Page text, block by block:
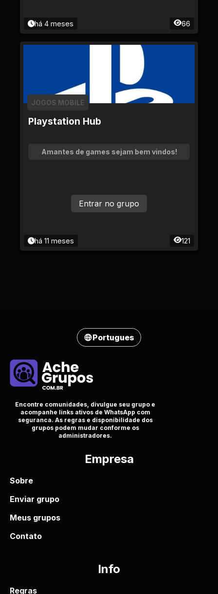
há 4 meses 66
Playstation Hub
JOGOS MOBILE
Amantes de games sejam bem vindos!
há 11 meses 121
Entrar no grupo
Portugues
Encontre comunidades, divulgue seu grupo e
acompanhe links ativos de WhatsApp com
seguranca. As regras e disponibilidade dos
grupos podem mudar conforme os
administradores.
Empresa
Sobre
Enviar grupo
Meus grupos
Contato
Info
Regras